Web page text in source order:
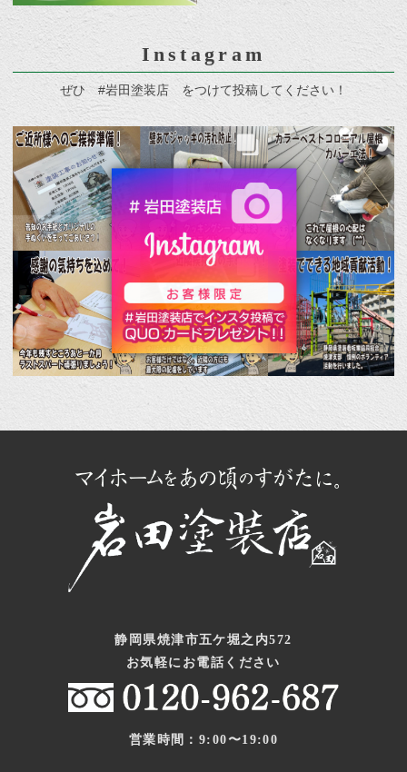
Instagram
ぜひ #岩田塗装店 をつけて投稿してください！
静岡県焼津市五ケ堀之内572
お気軽にお電話ください
営業時間：9:00〜19:00